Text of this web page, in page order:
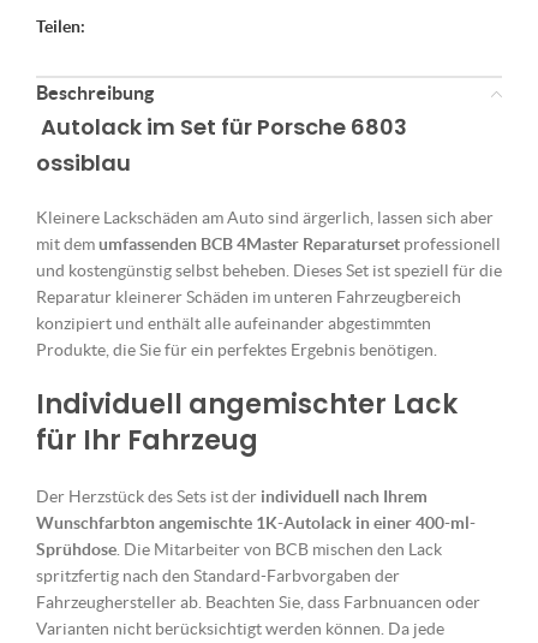
Teilen:
Beschreibung
Autolack im Set für Porsche 6803
ossiblau
Kleinere Lackschäden am Auto sind ärgerlich, lassen sich aber
mit demumfassenden BCB 4Master Reparaturset professionell
und kostengünstig selbst beheben. Dieses Set ist speziell für die
Reparatur kleinerer Schäden im unteren Fahrzeugbereich
konzipiert und enthält alle aufeinander abgestimmten
Produkte, die Sie für ein perfektes Ergebnis benötigen.
Individuell angemischter Lack
für Ihr Fahrzeug
Der Herzstück des Sets ist der individuell nach Ihrem
Wunschfarbton angemischte 1K-Autolack in einer 400-ml-
Sprühdose . Die Mitarbeiter von BCB mischen den Lack
spritzfertig nach den Standard-Farbvorgaben der
Fahrzeughersteller ab. Beachten Sie, dass Farbnuancen oder
Varianten nicht berücksichtigt werden können. Da jede